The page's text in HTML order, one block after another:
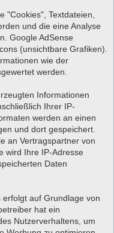
"Cookies", Textdateien,
und die eine Analyse
Google AdSense
(unsichtbare Grafiken).
wie der
werden.
Informationen
Ihrer IP-
werden an einen
und dort gespeichert.
an Vertragspartner von
wird Ihre IP-Adresse
Daten
erfolgt auf Grundlage von
hat ein
Nutzerverhaltens, um